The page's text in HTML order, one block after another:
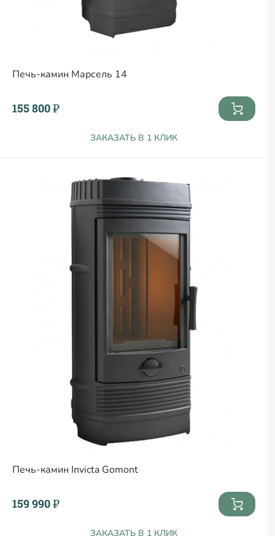
Печь-камин Марсель 14
155 800 ₽
ЗАКАЗАТЬ В 1 КЛИК
Печь-камин Invicta Gomont
159 990 ₽
ЗАКАЗАТЬ В 1 КЛИК